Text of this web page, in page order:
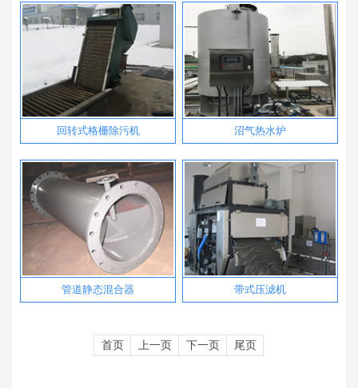
回转式格栅除污机 沼气热水炉
管道静态混合器 带式压滤机
首页 上一页 下一页 尾页